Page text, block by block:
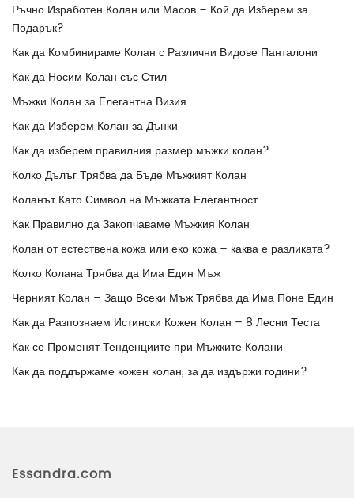
Ръчно Изработен Колан или Масов – Кой да Изберем за
Подарък?
Как да Комбинираме Колан с Различни Видове Панталони
Как да Носим Колан със Стил
Мъжки Колан за Елегантна Визия
Как да Изберем Колан за Дънки
Как да изберем правилния размер мъжки колан?
Колко Дълъг Трябва да Бъде Мъжкият Колан
Коланът Като Символ на Мъжката Елегантност
Как Правилно да Закопчаваме Мъжкия Колан
Колан от естествена кожа или еко кожа – каква е разликата?
Колко Колана Трябва да Има Един Мъж
Черният Колан – Защо Всеки Мъж Трябва да Има Поне Един
Как да Разпознаем Истински Кожен Колан – 8 Лесни Теста
Как се Променят Тенденциите при Мъжките Колани
Как да поддържаме кожен колан, за да издържи години?
Essandra.com